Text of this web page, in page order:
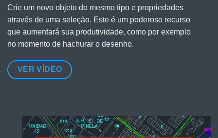
Crie um novo objeto do mesmo tipo e propriedades
através de uma seleção. Este é um poderoso recurso
que aumentará sua produtividade, como por exemplo
no momento de hachurar o desenho.
VER VÍDEO